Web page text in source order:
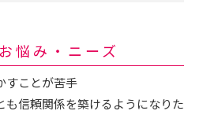
悩み・ニーズ
すことが苦手
も信頼関係を築けるようになりた